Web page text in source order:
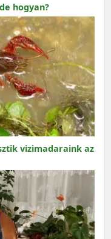
hogyan?
vizimadaraink az